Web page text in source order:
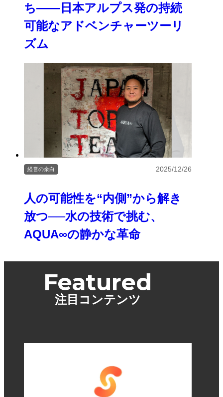
ち――日本アルプス発の持続
可能なアドベンチャーツーリ
ズム
人の可能性を“内側”から解き
放つ──水の技術で挑む、
AQUA∞の静かな革命
経営の余白 2025/12/26
Featured
注目コンテンツ